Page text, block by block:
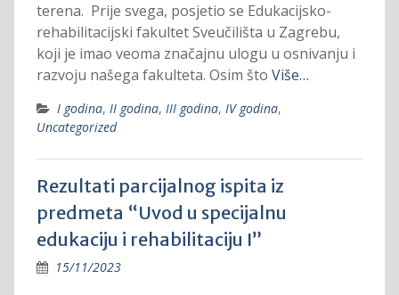
terena. Prije svega, posjetio se Edukacijsko-
rehabilitacijski fakultet Sveučilišta u Zagrebu,
koji je imao veoma značajnu ulogu u osnivanju i
razvoju našega fakulteta. Osim što Više…
I godina, II godina, III godina, IV godina,
Uncategorized
Rezultati parcijalnog ispita iz
predmeta “Uvod u specijalnu
edukaciju i rehabilitaciju I”
15/11/2023